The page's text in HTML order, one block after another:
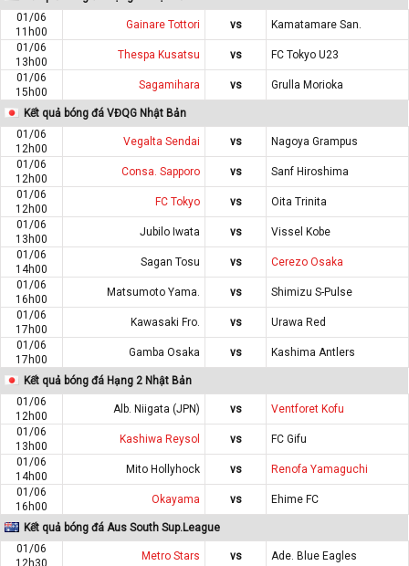
01/06
11h00
Gainare Tottori vs
Kamatamare San.
01/06
13h00
Thespa Kusatsu vs
FC Tokyo U23
01/06
15h00
Sagamihara vs Grulla Morioka
Kết quả bóng đá VĐQG Nhật Bản
01/06
12h00
Vegalta Sendai vs
Nagoya Grampus
01/06
12h00
Consa. Sapporo vs
Sanf Hiroshima
01/06
12h00
FC Tokyo vs
Oita Trinita
01/06
13h00
Jubilo Iwata vs
Vissel Kobe
01/06
14h00
Sagan Tosu vs
Cerezo Osaka
01/06
16h00
Matsumoto Yama. vs
Shimizu S-Pulse
01/06
17h00
Kawasaki Fro. vs
Urawa Red
01/06
17h00
Gamba Osaka vs Kashima Antlers
Kết quả bóng đá Hạng 2 Nhật Bản
01/06
12h00
Alb. Niigata (JPN) vs
Ventforet Kofu
01/06
13h00
Kashiwa Reysol vs
FC Gifu
01/06
14h00
Mito Hollyhock vs
Renofa Yamaguchi
01/06
16h00
Okayama vs Ehime FC
Kết quả bóng đá Aus South Sup.League
01/06
12h30
Metro Stars vs
Ade. Blue Eagles